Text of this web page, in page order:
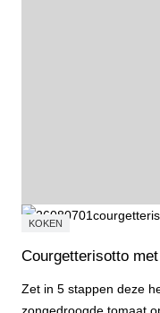
KOKEN
Courgetterisotto
Zet in 5 stappen deze